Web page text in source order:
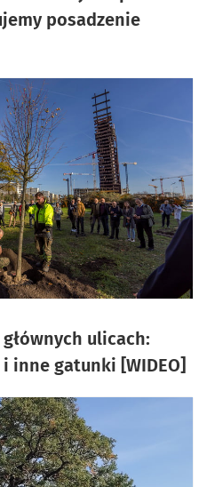
posadzenie
ulicach:
inne gatunki [WIDEO]